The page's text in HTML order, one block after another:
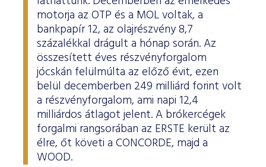
motorja az OTP és a MOL voltak, a
bankpapír 12, az olajrészvény 8,7
százalékkal drágult a hónap során. Az
összesített éves részvényforgalom
jócskán felülmúlta az előző évit, ezen
belül decemberben 249 milliárd forint volt
a részvényforgalom, ami napi 12,4
milliárdos átlagot jelent. A brókercégek
forgalmi rangsorában az ERSTE került az
élre, őt követi a CONCORDE, majd a
WOOD.